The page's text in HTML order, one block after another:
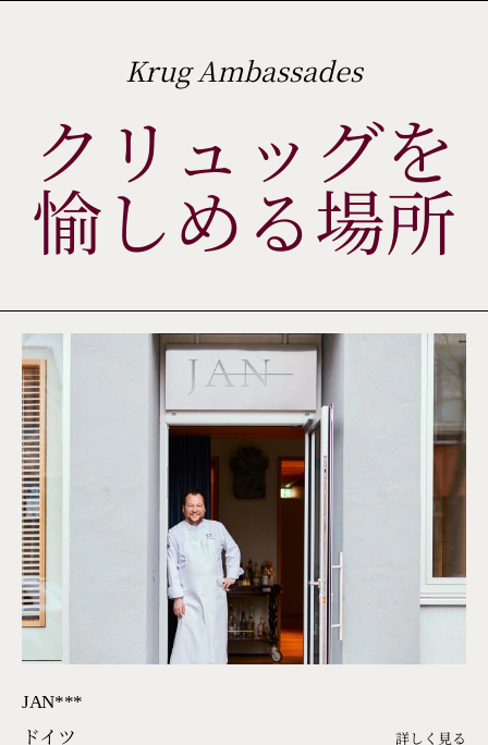
Krug Ambassades
クリュッグを
愉しめる場所
JAN***